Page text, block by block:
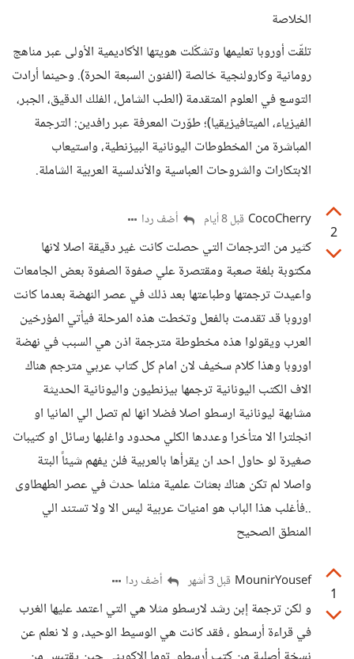
الخلاصة
تلقّت أوروبا تعليمها وتشكّلت هويتها الأكاديمية الأولى عبر مناهج
رومانية وكارولنجية خالصة (الفنون السبعة الحرة). وحينما أرادت
التوسع في العلوم المتقدمة (الطب الشامل، الفلك الدقيق، الجبر،
الفيزياء، الميتافيزيقيا)؛ طوّرت المعرفة عبر رافدين: الترجمة
المباشرة من المخطوطات اليونانية البيزنطية، واستيعاب
الابتكارات والشروحات العباسية والأندلسية العربية الشاملة.
2
CocoCherry قبل 8 أيام أضف ردا
كثير من الترجمات التي حصلت كانت غير دقيقة اصلا لانها
مكتوبة بلغة صعبة ومقتصرة علي صفوة الصفوة بعض الجامعات
واعيدت ترجمتها وطباعتها بعد ذلك في عصر النهضة بعدما كانت
اوروبا قد تقدمت بالفعل وتخطت هذه المرحلة فيأتي المؤرخين
العرب ويقولوا هذه مخطوطة مترجمة اذن هي السبب في نهضة
اوروبا وهذا كلام سخيف لان امام كل كتاب عربي مترجم هناك
الاف الكتب اليونانية ترجمها بيزنطيون واليونانية الحديثة
مشابهة ليونانية ارسطو اصلا فضلا انها لم تصل الي المانيا او
انجلترا الا متأخرا وعددها الكلي محدود واغلبها رسائل او كتيبات
صغيرة لو حاول احد ان يقرأها بالعربية فلن يفهم شيئاً البتة
واصلا لم تكن هناك بعثات علمية مثلما حدث في عصر الطهطاوى
..فأغلب هذا الباب هو امنيات عربية ليس الا ولا تستند الي
المنطق الصحيح
1
MounirYousef قبل 3 أشهر أضف ردا
و لكن ترجمة إبن رشد لارسطو مثلا هي التي اعتمد عليها الغرب
في قراءة أرسطو ، فقد كانت هي الوسيط الوحيد، و لا نعلم عن